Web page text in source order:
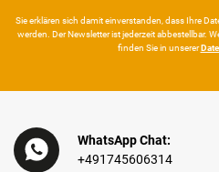
Sie erklären sich damit ein­ver­standen, dass Ihre
werden. Der News­letter ist jeder­zeit ab­bestel­lbar.
finden Sie in unserer
WhatsApp Chat:
+491745606314